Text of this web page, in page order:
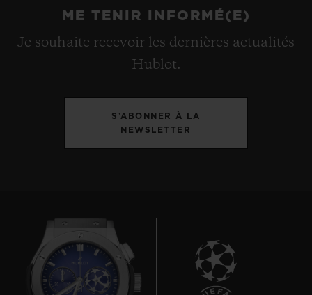
ME TENIR INFORMÉ(E)
Je souhaite recevoir les dernières actualités
Hublot.
S’ABONNER À LA
NEWSLETTER